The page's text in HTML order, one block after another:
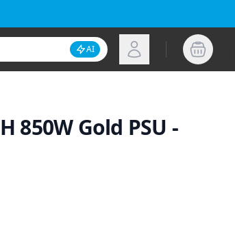
Inaktivera AI-sökning
AI Logga in
850W Gold PSU -